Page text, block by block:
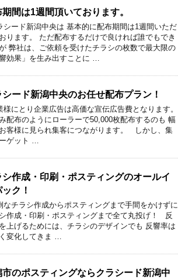
間は1週間頂いております。
シード新潟中央は 基本的に配布期間は1週間いただ
ります。 ただ配布するだけで良ければ誰でもでき
弊社は、ご依頼を受けたチラシの枚数で最大限の
響効果」を生み出すことに …
シード新潟中央のお任せ配布プラン！
様にとり企業広告は高価な宣伝広告費となります。
配布のようにローラーで50,000枚配布するのも 幅
客様に見られ集客につながります。 しかし、集
ゲット …
シ作成・印刷・ポスティングのオールイ
ク！
なチラシ作成からポスティングまで手間をかけずに
作成・印刷・ポスティングまで全て丸投げ！ 反
上げるためには、チラシのデザインでも 反響率は
変化してきま …
市のポスティングならクラシード新潟中